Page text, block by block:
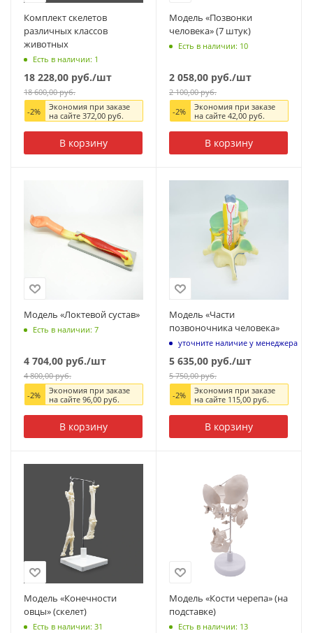
Комплект скелетов
различных классов
животных
Есть в наличии: 1
18 228,00 руб./шт
18 600,00руб.
-2%
Экономия при заказе
на сайте 372,00руб.
В корзину
Модель «Позвонки
человека» (7 штук)
Есть в наличии: 10
2 058,00 руб./шт
2 100,00руб.
-2%
Экономия при заказе
на сайте 42,00руб.
В корзину
Модель «Локтевой сустав»
Есть в наличии: 7
4 704,00 руб./шт
4 800,00руб.
-2%
Экономия при заказе
на сайте 96,00руб.
В корзину
Модель «Части
позвоночника человека»
уточните наличие у менеджера
5 635,00 руб./шт
5 750,00руб.
-2%
Экономия при заказе
на сайте 115,00руб.
В корзину
Модель «Конечности
овцы» (скелет)
Есть в наличии: 31
Модель «Кости черепа» (на
подставке)
Есть в наличии: 13